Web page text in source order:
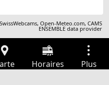
SwissWebcams,Open-Meteo.com,CAMS
ENSEMBLE data provider
Horaires Plus